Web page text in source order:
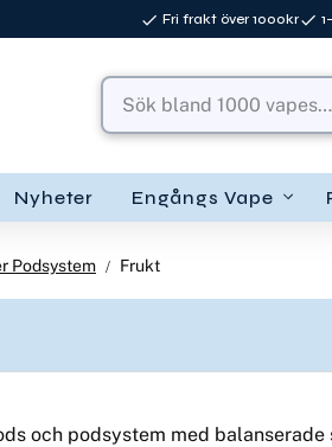
Fri frakt över 1000kr
Nyheter Engångs Vape
Podsystem Frukt
och podsystem med